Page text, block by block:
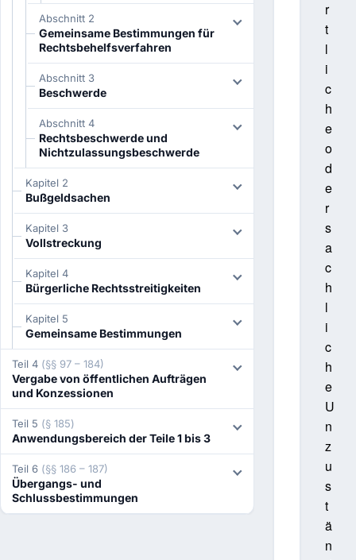
Abschnitt 2
Gemeinsame Bestimmungen für
Rechtsbehelfsverfahren
Abschnitt 3
Beschwerde
Abschnitt 4
Rechtsbeschwerde und
Nichtzulassungsbeschwerde
Kapitel 2
Bußgeldsachen
Kapitel 3
Vollstreckung
Kapitel 4
Bürgerliche Rechtsstreitigkeiten
Kapitel 5
Gemeinsame Bestimmungen
Teil 4 (§§ 97 – 184)
Vergabe von öffentlichen Aufträgen
und Konzessionen
Teil 5 (§ 185)
Anwendungsbereich der Teile 1 bis 3
Teil 6 (§§ 186 – 187)
Übergangs- und
Schlussbestimmungen
r
t
l
i
c
h
e
o
d
e
r
s
a
c
h
l
i
c
h
e
U
n
z
u
s
t
ä
n